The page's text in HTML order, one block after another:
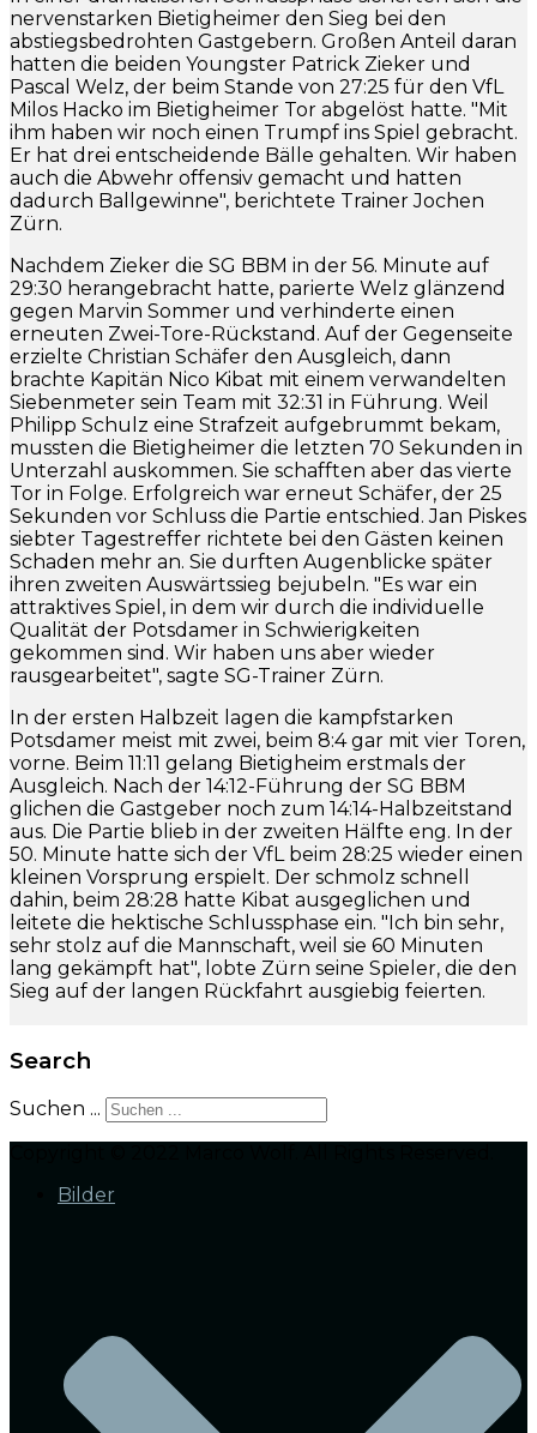
nervenstarken Bietigheimer den Sieg bei den
abstiegsbedrohten Gastgebern. Großen Anteil daran
hatten die beiden Youngster Patrick Zieker und
Pascal Welz, der beim Stande von 27:25 für den VfL
Milos Hacko im Bietigheimer Tor abgelöst hatte. "Mit
ihm haben wir noch einen Trumpf ins Spiel gebracht.
Er hat drei entscheidende Bälle gehalten. Wir haben
auch die Abwehr offensiv gemacht und hatten
dadurch Ballgewinne", berichtete Trainer Jochen
Zürn.
Nachdem Zieker die SG BBM in der 56. Minute auf
29:30 herangebracht hatte, parierte Welz glänzend
gegen Marvin Sommer und verhinderte einen
erneuten Zwei-Tore-Rückstand. Auf der Gegenseite
erzielte Christian Schäfer den Ausgleich, dann
brachte Kapitän Nico Kibat mit einem verwandelten
Siebenmeter sein Team mit 32:31 in Führung. Weil
Philipp Schulz eine Strafzeit aufgebrummt bekam,
mussten die Bietigheimer die letzten 70 Sekunden in
Unterzahl auskommen. Sie schafften aber das vierte
Tor in Folge. Erfolgreich war erneut Schäfer, der 25
Sekunden vor Schluss die Partie entschied. Jan Piskes
siebter Tagestreffer richtete bei den Gästen keinen
Schaden mehr an. Sie durften Augenblicke später
ihren zweiten Auswärtssieg bejubeln. "Es war ein
attraktives Spiel, in dem wir durch die individuelle
Qualität der Potsdamer in Schwierigkeiten
gekommen sind. Wir haben uns aber wieder
rausgearbeitet", sagte SG-Trainer Zürn.
In der ersten Halbzeit lagen die kampfstarken
Potsdamer meist mit zwei, beim 8:4 gar mit vier Toren,
vorne. Beim 11:11 gelang Bietigheim erstmals der
Ausgleich. Nach der 14:12-Führung der SG BBM
glichen die Gastgeber noch zum 14:14-Halbzeitstand
aus. Die Partie blieb in der zweiten Hälfte eng. In der
50. Minute hatte sich der VfL beim 28:25 wieder einen
kleinen Vorsprung erspielt. Der schmolz schnell
dahin, beim 28:28 hatte Kibat ausgeglichen und
leitete die hektische Schlussphase ein. "Ich bin sehr,
sehr stolz auf die Mannschaft, weil sie 60 Minuten
lang gekämpft hat", lobte Zürn seine Spieler, die den
Sieg auf der langen Rückfahrt ausgiebig feierten.
Search
Suchen ...
Bilder